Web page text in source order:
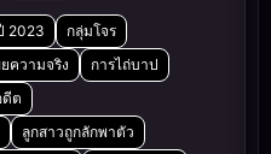
2023
กลุ่มโจร
ยความจริง
การไถ่บาป
ดีต
ลูกสาวถูกลักพาตัว